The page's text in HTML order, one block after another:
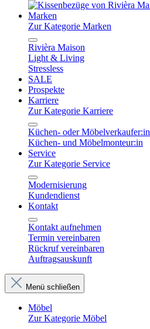
Marken
Zur Kategorie Marken
Rivièra Maison
Light & Living
Stressless
SALE
Prospekte
Karriere
Zur Kategorie Karriere
Küchen- oder Möbelverkaufer:in
Küchen- und Möbelmonteur:in
Service
Zur Kategorie Service
Modernisierung
Kundendienst
Kontakt
Kontakt aufnehmen
Termin vereinbaren
Rückruf vereinbaren
Auftragsauskunft
Menü schließen
Möbel
Zur Kategorie Möbel